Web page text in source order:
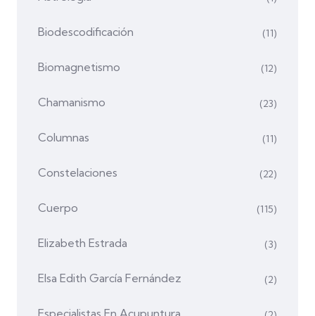
Biodescodificación (11)
Biomagnetismo (12)
Chamanismo (23)
Columnas (11)
Constelaciones (22)
Cuerpo (115)
Elizabeth Estrada (3)
Elsa Edith García Fernández (2)
Especialistas En Acupuntura